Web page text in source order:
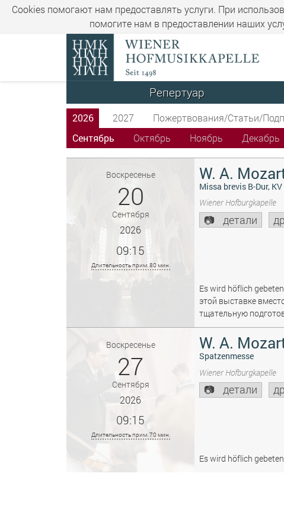
Cookies помогают нам предоставлять услуги. При
помогите нам в предоставлении наших
Репертуар
2026 2027 Пожертвования/Статьи/
Сентябрь
Октябрь Ноябрь Декабрь
Воскресенье
20
Сентября
2026
09:15
Длительность прим. 80 мин.
W. A.
Missa brevis B-Dur,
Wiener Hofburgkapelle
детали
Es wird höflich
этой выставке
тщательную
Воскресенье
27
Сентября
2026
09:15
Длительность прим. 70 мин.
W. A.
Spatzenmesse
Wiener Hofburgkapelle
детали
Es wird höflich